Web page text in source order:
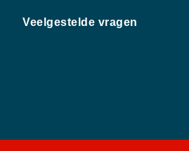
Veelgestelde vragen